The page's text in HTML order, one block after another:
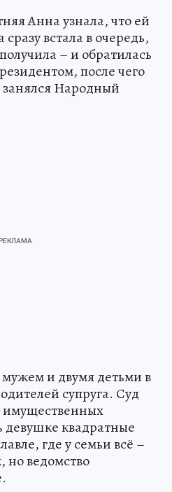
Анна узнала, что ей
встала в очередь,
– и обратилась
после чего
Народный
и двумя детьми в
супруга. Суд
имущественных
квадратные
где у семьи всё –
но ведомство